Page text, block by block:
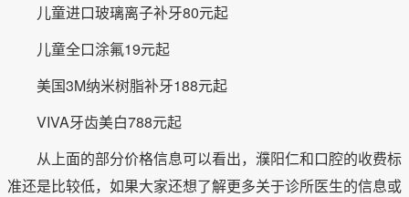
儿童进口玻璃离子补牙80元起
儿童全口涂氟19元起
美国3M纳米树脂补牙188元起
VIVA牙齿美白788元起
从上面的部分价格信息可以看出，濮阳仁和口腔的收费标
准还是比较低，如果大家还想了解更多关于诊所医生的信息或